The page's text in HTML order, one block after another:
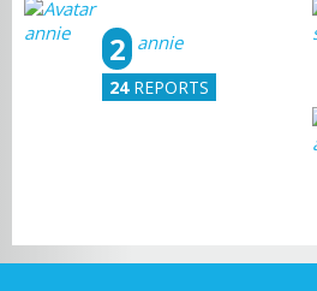
annie
2
24REPORTS